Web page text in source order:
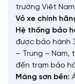
trường Việt
Vỏ xe chính
Hệ thống bảo
được bảo hành
– Trung – Nam,
đến trạm bảo
Màng sơn bền: